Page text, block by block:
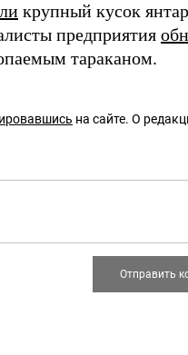
крупный кусок
предприятия
тараканом.
на сайте. О